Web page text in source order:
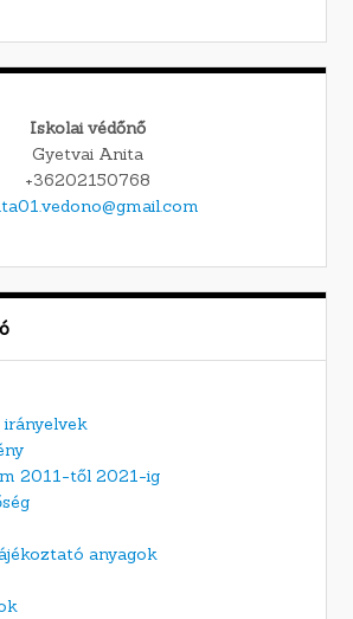
Iskolai védőnő
Gyetvai Anita
+36202150768
2011-től 2021-ig
anyagok